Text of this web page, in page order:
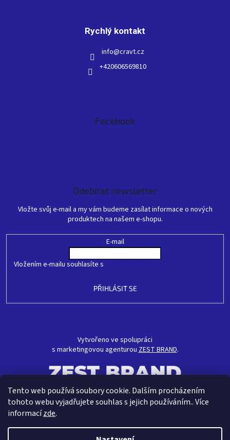
Tento web používá soubory cookie. Dalším procházením
tohoto webu vyjadřujete souhlas s jejich používáním.. Více
informacízde.
Rychlý kontakt
info@cravt.cz
+420606569810
Facebook
Odebírat newsletter
Vložte svůj e-mail a my vám budeme zasílat informace o nových
produktech na našem e-shopu.
E-mail
Vložením e-mailu souhlasíte s
PŘIHLÁSIT SE
Vytvořeno ve spolupráci
s marketingovou agenturouZEST BRAND.